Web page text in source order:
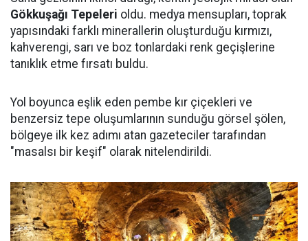
Gökkuşağı Tepeleri oldu. medya mensupları, toprak
yapısındaki farklı minerallerin oluşturduğu kırmızı,
kahverengi, sarı ve boz tonlardaki renk geçişlerine
tanıklık etme fırsatı buldu.
Yol boyunca eşlik eden pembe kır çiçekleri ve
benzersiz tepe oluşumlarının sunduğu görsel şölen,
bölgeye ilk kez adımı atan gazeteciler tarafından
"masalsı bir keşif" olarak nitelendirildi.